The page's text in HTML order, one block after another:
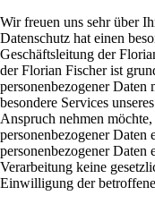
Wir freuen uns sehr über
Datenschutz hat einen
Geschäftsleitung der
der Florian Fischer ist
personenbezogener Daten
besondere Services
Anspruch nehmen
personenbezogener
personenbezogener Daten
Verarbeitung keine
Einwilligung der